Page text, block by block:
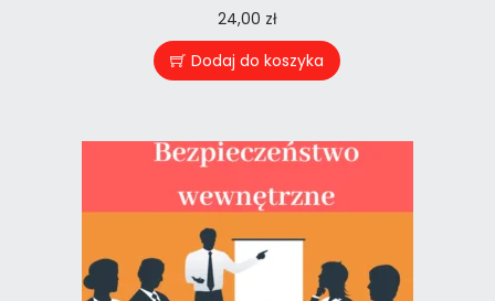
24,00 zł
Dodaj do koszyka